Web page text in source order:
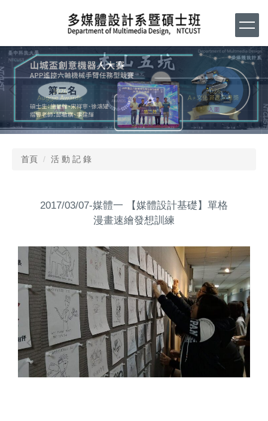
要
內
區
首頁 活 動 記 錄
2017/03/07-媒體一 【媒體設計基礎】單格
漫畫速繪發想訓練